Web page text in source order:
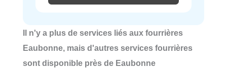
Il n'y a plus de services liés aux fourrières
Eaubonne, mais d'autres services fourrières
sont disponible près de Eaubonne